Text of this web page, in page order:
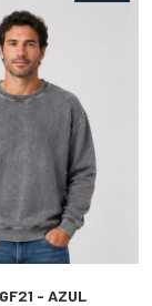
- AZUL